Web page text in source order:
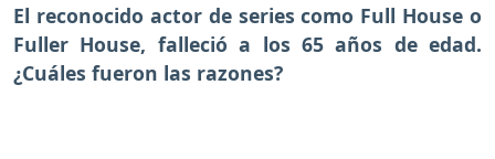
El reconocido actor de series como Full House o
Fuller House, falleció a los 65 años de edad.
¿Cuáles fueron las razones?